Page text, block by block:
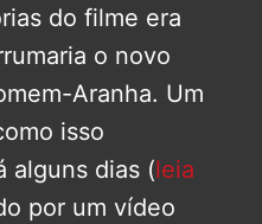
do filme era
o novo
Aranha. Um
isso
alguns dias (leia
por um vídeo